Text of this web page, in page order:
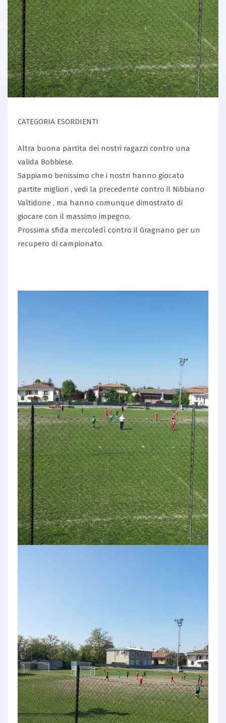
CATEGORIA ESORDIENTI
Altra buona partita dei nostri ragazzi contro una
valida Bobbiese.
Sappiamo benissimo che i nostri hanno giocato
partite migliori , vedi la precedente contro il Nibbiano
Valtidone , ma hanno comunque dimostrato di
giocare con il massimo impegno.
Prossima sfida mercoledì contro il Gragnano per un
recupero di campionato.